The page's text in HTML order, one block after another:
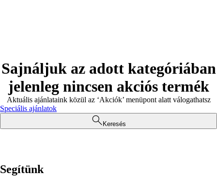
Sajnáljuk az adott kategóriában
jelenleg nincsen akciós termék
Aktuális ajánlataink közül az ‘Akciók’ menüpont alatt válogathatsz
Speciális ajánlatok
Keresés
Segítünk